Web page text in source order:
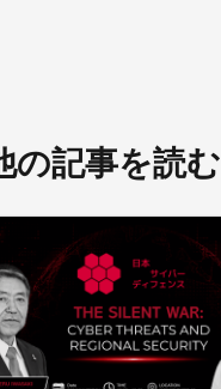
の記事を読む